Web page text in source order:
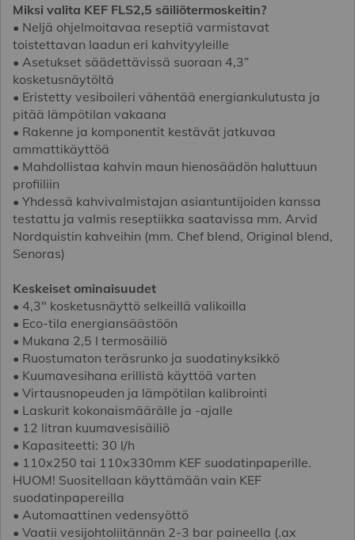
Miksi valita KEF FLS2,5 säiliötermoskeitin?
• Neljä ohjelmoitavaa reseptiä varmistavat
toistettavan laadun eri kahvityyleille
• Asetukset säädettävissä suoraan 4,3”
kosketusnäytöltä
• Eristetty vesiboileri vähentää energiankulutusta ja
pitää lämpötilan vakaana
• Rakenne ja komponentit kestävät jatkuvaa
ammattikäyttöä
• Mahdollistaa kahvin maun hienosäädön haluttuun
profiiliin
• Yhdessä kahvivalmistajan asiantuntijoiden kanssa
testattu ja valmis reseptiikka saatavissa mm. Arvid
Nordquistin kahveihin (mm. Chef blend, Original blend,
Senoras)
Keskeiset ominaisuudet
• 4,3" kosketusnäyttö selkeillä valikoilla
• Eco-tila energiansäästöön
• Mukana 2,5 l termosäiliö
• Ruostumaton teräsrunko ja suodatinyksikkö
• Kuumavesihana erillistä käyttöä varten
• Virtausnopeuden ja lämpötilan kalibrointi
• Laskurit kokonaismäärälle ja -ajalle
• 12 litran kuumavesisäiliö
• Kapasiteetti: 30 l/h
• 110x250 tai 110x330mm KEF suodatinpaperille.
HUOM! Suositellaan käyttämään vain KEF
suodatinpapereilla
• Automaattinen vedensyöttö
• Vaatii vesijohtoliitännän 2-3 bar paineella (.ax